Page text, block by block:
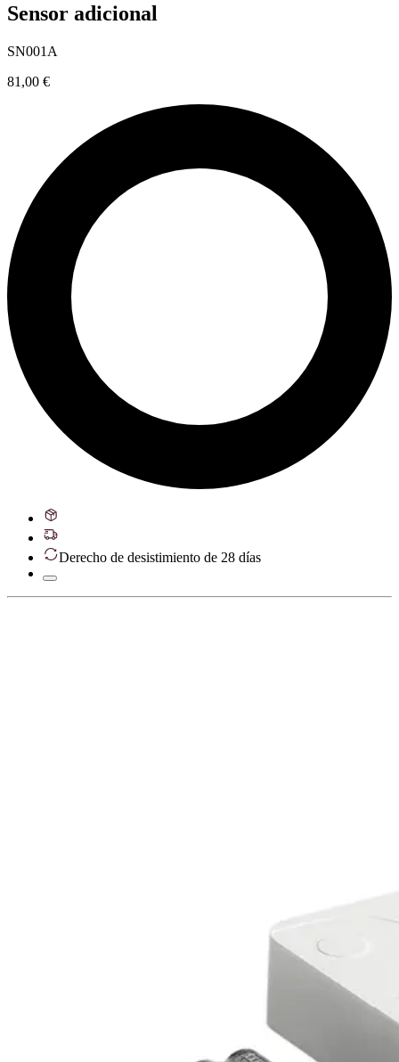
Sensor adicional
SN001A
81,00 €
Derecho de desistimiento de 28 días